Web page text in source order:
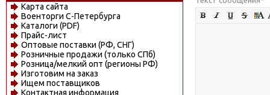
Карта сайта
Военторги С-Петербурга
Каталоги (PDF)
Прайс-лист
Оптовые поставки (РФ, СНГ)
Розничные продажи (только СПб)
Розница/мелкий опт (регионы РФ)
Изготовим на заказ
Ищем поставщиков
Контактная информация